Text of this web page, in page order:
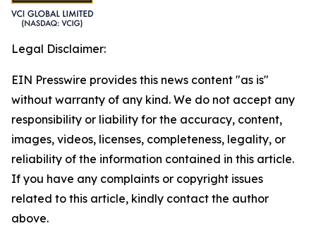
Legal Disclaimer:
EIN Presswire provides this news content "as is"
without warranty of any kind. We do not accept any
responsibility or liability for the accuracy, content,
images, videos, licenses, completeness, legality, or
reliability of the information contained in this article.
If you have any complaints or copyright issues
related to this article, kindly contact the author
above.